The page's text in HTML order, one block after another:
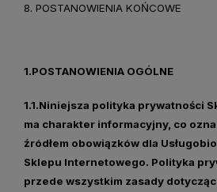
8. POSTANOWIENIA KOŃCOWE
1.POSTANOWIENIA OGÓLNE
1.1.Niniejsza polityka prywatności
ma charakter informacyjny, co
źródłem obowiązków dla
Sklepu Internetowego. Polityka
przede wszystkim zasady